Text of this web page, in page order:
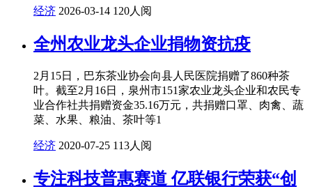
经济 2026-03-14 120人阅
全州农业龙头企业捐物资抗疫
2月15日，巴东茶业协会向县人民医院捐赠了860种茶
叶。截至2月16日，泉州市151家农业龙头企业和农民专
业合作社共捐赠资金35.16万元，共捐赠口罩、肉禽、蔬
菜、水果、粮油、茶叶等1
经济 2020-07-25 113人阅
专注科技普惠赛道 亿联银行荣获“创